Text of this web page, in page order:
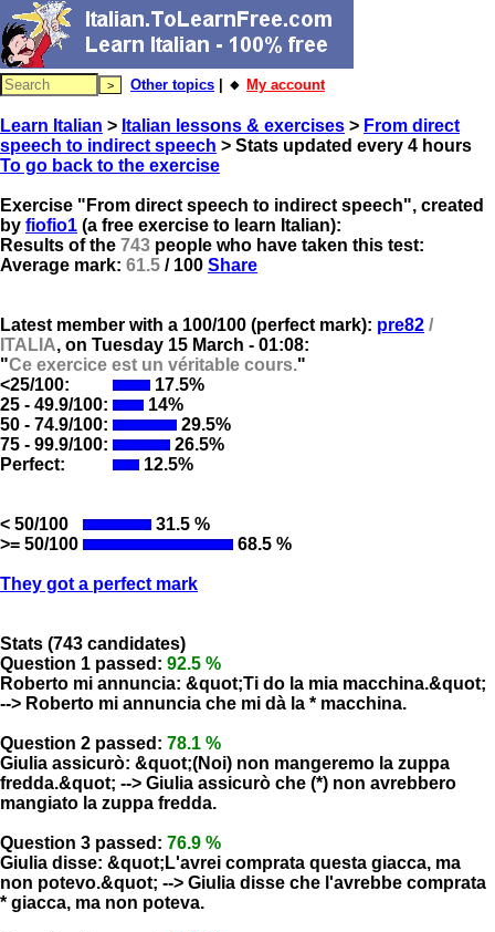
Other topics | 🔸 My account
Learn Italian > Italian lessons & exercises > From direct
speech to indirect speech > Stats updated every 4 hours
To go back to the exercise
Exercise "From direct speech to indirect speech", created
by fiofio1 (a free exercise to learn Italian):
Results of the 743 people who have taken this test:
Average mark: 61.5 / 100 Share
Latest member with a 100/100 (perfect mark): pre82 /
ITALIA, on Tuesday 15 March - 01:08:
"Ce exercice est un véritable cours."
<25/100:
17.5%
25 - 49.9/100:
14%
50 - 74.9/100:
29.5%
75 - 99.9/100:
26.5%
Perfect:
12.5%
< 50/100
31.5 %
>= 50/100
68.5 %
They got a perfect mark
Stats (743 candidates)
Question 1 passed: 92.5 %
Roberto mi annuncia: &quot;Ti do la mia macchina.&quot;
--> Roberto mi annuncia che mi dà la * macchina.
Question 2 passed: 78.1 %
Giulia assicurò: &quot;(Noi) non mangeremo la zuppa
fredda.&quot; --> Giulia assicurò che (*) non avrebbero
mangiato la zuppa fredda.
Question 3 passed: 76.9 %
Giulia disse: &quot;L'avrei comprata questa giacca, ma
non potevo.&quot; --> Giulia disse che l'avrebbe comprata
* giacca, ma non poteva.